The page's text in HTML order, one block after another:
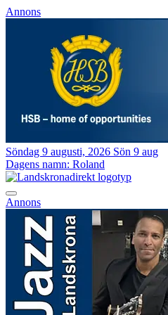
Annons
Söndag 9 augusti, 2026 Sön 9 aug
Dagens namn: Roland
Annons